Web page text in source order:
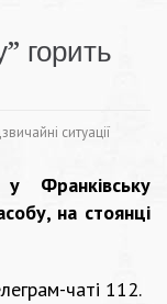
горить
ситуації
Франківську
на стоянці
чаті 112.